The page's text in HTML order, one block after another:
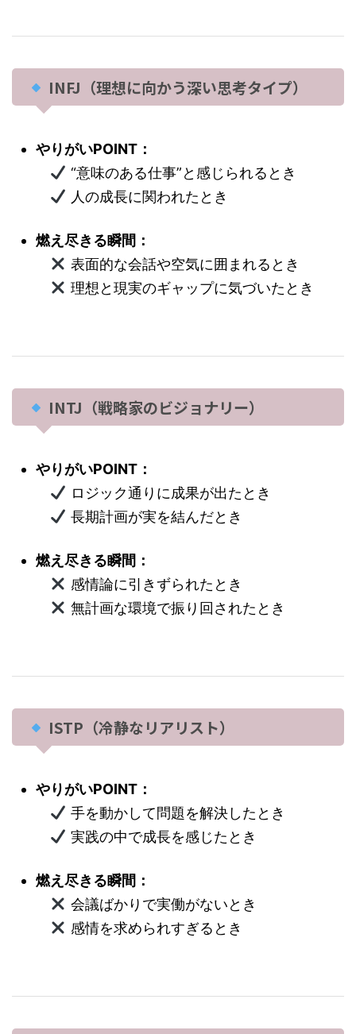
INFJ（理想に向かう深い思考タイプ）
やりがいPOINT：
“意味のある仕事”と感じられるとき
人の成長に関われたとき
燃え尽きる瞬間：
表面的な会話や空気に囲まれるとき
理想と現実のギャップに気づいたとき
INTJ（戦略家のビジョナリー）
やりがいPOINT：
ロジック通りに成果が出たとき
長期計画が実を結んだとき
燃え尽きる瞬間：
感情論に引きずられたとき
無計画な環境で振り回されたとき
ISTP（冷静なリアリスト）
やりがいPOINT：
手を動かして問題を解決したとき
実践の中で成長を感じたとき
燃え尽きる瞬間：
会議ばかりで実働がないとき
感情を求められすぎるとき